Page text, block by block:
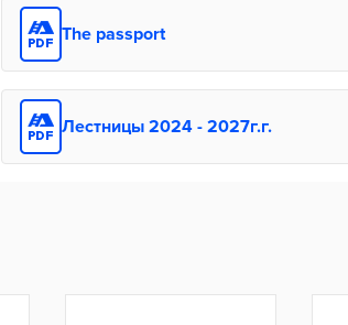
The passport
Лестницы 2024 - 2027г.г.